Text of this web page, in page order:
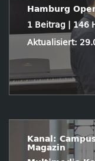
Hamburg
1 Beitrag | 146
Aktualisiert:
Kanal:
Magazin